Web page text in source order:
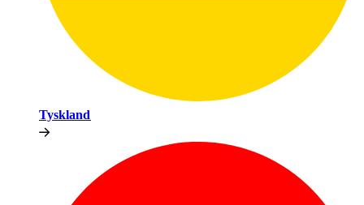
Tyskland​​